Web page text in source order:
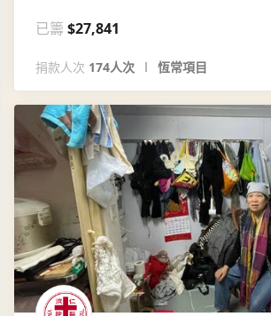
已籌 $27,841
捐款人次 174人次 恆常項目